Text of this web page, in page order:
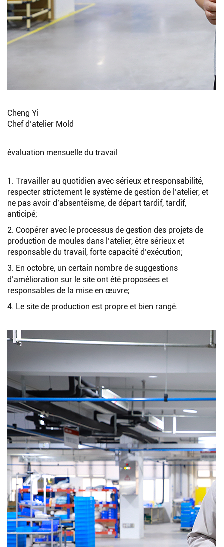
Cheng Yi
Chef d’atelier Mold
évaluation mensuelle du travail
1. Travailler au quotidien avec sérieux et responsabilité,
respecter strictement le système de gestion de l’atelier, et
ne pas avoir d’absentéisme, de départ tardif, tardif,
anticipé;
2. Coopérer avec le processus de gestion des projets de
production de moules dans l’atelier, être sérieux et
responsable du travail, forte capacité d’exécution;
3. En octobre, un certain nombre de suggestions
d’amélioration sur le site ont été proposées et
responsables de la mise en œuvre;
4. Le site de production est propre et bien rangé.